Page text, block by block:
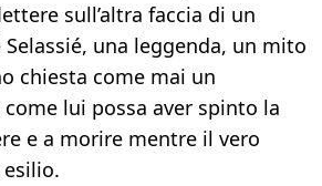
sull’altra faccia di un
una leggenda, un mito
chiesta come mai un
lui possa aver spinto la
e a morire mentre il vero